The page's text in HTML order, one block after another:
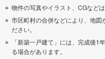
物件の写真やイラスト、CGなど
市区町村の合併などにより、地図
ださい。
「新築一戸建て」には、完成後1
る場合があります。